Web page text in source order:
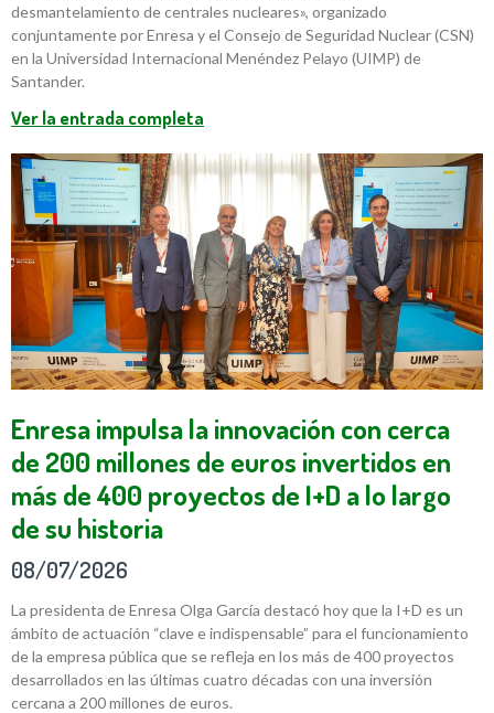
desmantelamiento de centrales nucleares», organizado
conjuntamente por Enresa y el Consejo de Seguridad Nuclear (CSN)
en la Universidad Internacional Menéndez Pelayo (UIMP) de
Santander.
Ver la entrada completa
Enresa impulsa la innovación con cerca
de 200 millones de euros invertidos en
más de 400 proyectos de I+D a lo largo
de su historia
08/07/2026
La presidenta de Enresa Olga García destacó hoy que la I+D es un
ámbito de actuación “clave e indispensable” para el funcionamiento
de la empresa pública que se refleja en los más de 400 proyectos
desarrollados en las últimas cuatro décadas con una inversión
cercana a 200 millones de euros.